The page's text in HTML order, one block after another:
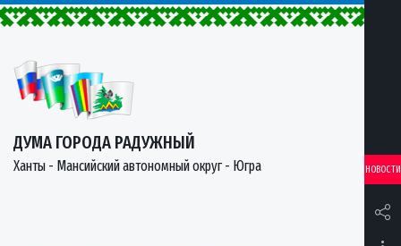
ДУМА ГОРОДА РАДУЖНЫЙ
Ханты - Мансийский автономный округ - Югра НОВОСТИ